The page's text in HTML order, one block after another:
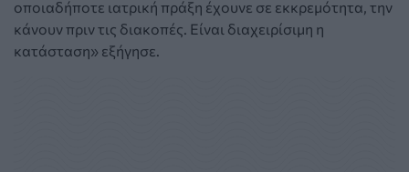
οποιαδήποτε ιατρική πράξη έχουνε σε εκκρεμότητα, την
κάνουν πριν τις διακοπές. Είναι διαχειρίσιμη η
κατάσταση» εξήγησε.